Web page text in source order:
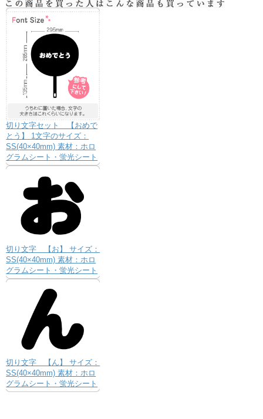
切り文字セット 【おめで
とう】 1文字のサイズ：
SS(40×40mm) 素材：ホロ
グラムシート・蛍光シート
切り文字 【お】 サイズ：
SS(40×40mm) 素材：ホロ
グラムシート・蛍光シート
切り文字 【ん】 サイズ：
SS(40×40mm) 素材：ホロ
グラムシート・蛍光シート